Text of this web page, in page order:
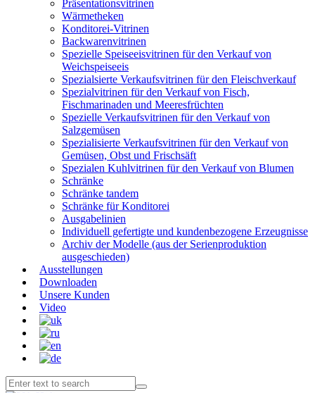
Präsentationsvitrinen
Wärmetheken
Konditorei-Vitrinen
Backwarenvitrinen
Spezielle Speiseeisvitrinen für den Verkauf von
Weichspeiseeis
Spezialsierte Verkaufsvitrinen für den Fleischverkauf
Spezialvitrinen für den Verkauf von Fisch,
Fischmarinaden und Meeresfrüchten
Spezielle Verkaufsvitrinen für den Verkauf von
Salzgemüsen
Spezialisierte Verkaufsvitrinen für den Verkauf von
Gemüsen, Obst und Frischsäft
Spezialen Kuhlvitrinen für den Verkauf von Blumen
Schränke
Schränke tandem
Schränke für Konditorei
Ausgabelinien
Individuell gefertigte und kundenbezogene Erzeugnisse
Archiv der Modelle (aus der Serienproduktion
ausgeschieden)
Ausstellungen
Downloaden
Unsere Kunden
Video